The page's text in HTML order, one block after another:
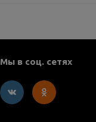
Мы в соц. сетях